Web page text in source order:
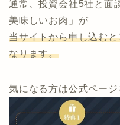
もらえます。
当サイトから申し込む
なります。